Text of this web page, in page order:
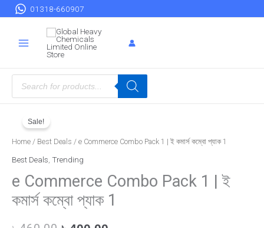
01318-660907
Products
search
Sale!
Home / Best Deals / e Commerce Combo Pack 1 | ই কমার্স কম্বো প্যাক 1
Best Deals Trending
e Commerce Combo Pack 1 | ই
কমার্স কম্বো প্যাক 1
price
was:
৳ 460.00.
price
৳ 400.00.
Commerce
Combo
|
ই